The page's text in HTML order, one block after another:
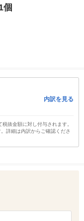
個
内訳を見る
抜金額に対し付与されます。
詳細は内訳からご確認くださ